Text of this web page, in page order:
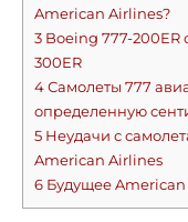
American Airlines?
3 Boeing 777-200ER
300ER
4Самолеты 777
определенную
5 Неудачи с
American Airlines
6 Будущее